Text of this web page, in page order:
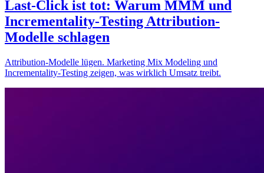
Last-Click ist tot: Warum MMM und
Incrementality-Testing Attribution-
Modelle schlagen
Attribution-Modelle lügen. Marketing Mix Modeling und
Incrementality-Testing zeigen, was wirklich Umsatz treibt.